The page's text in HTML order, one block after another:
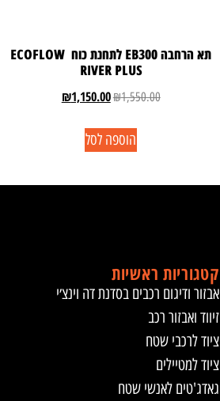
תא הרחבה EB300 לתחנת כוח ECOFLOW
RIVER PLUS
₪1,550.00
₪1,150.00
הוספה לסל
קטגוריות ראשיות
אבזור ודיגום רכבים בסדנת דה וינצ׳י
זיווד ואבזור רכב
ציוד לרכבי שטח
ציוד למטיילים
גאדג'טים לאנשי שטח